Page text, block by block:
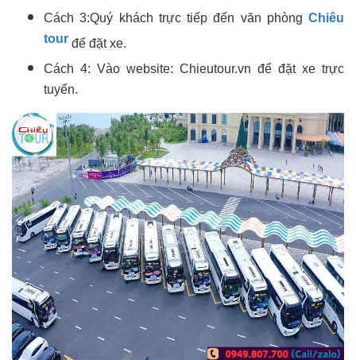
Cách 3:Quý khách trực tiếp đến văn phòng Chiêu
tour để đặt xe.
Cách 4: Vào website: Chieutour.vn để đặt xe trực
tuyến.